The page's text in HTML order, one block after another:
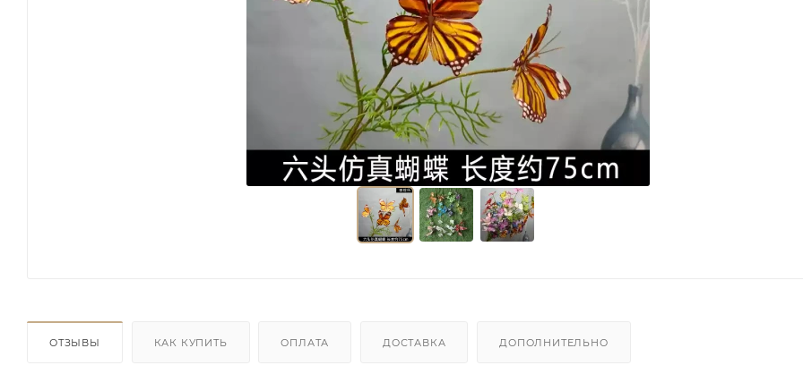
ОТЗЫВЫ КАК КУПИТЬ ОПЛАТА ДОСТАВКА ДОПОЛНИТЕЛЬНО